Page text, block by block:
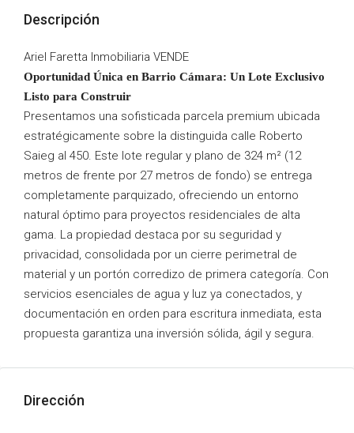
Descripción
Ariel Faretta Inmobiliaria VENDE
Oportunidad Única en Barrio Cámara: Un Lote Exclusivo
Listo para Construir
Presentamos una sofisticada parcela premium ubicada
estratégicamente sobre la distinguida calle Roberto
Saieg al 450. Este lote regular y plano de 324 m² (12
metros de frente por 27 metros de fondo) se entrega
completamente parquizado, ofreciendo un entorno
natural óptimo para proyectos residenciales de alta
gama. La propiedad destaca por su seguridad y
privacidad, consolidada por un cierre perimetral de
material y un portón corredizo de primera categoría. Con
servicios esenciales de agua y luz ya conectados, y
documentación en orden para escritura inmediata, esta
propuesta garantiza una inversión sólida, ágil y segura.
Dirección